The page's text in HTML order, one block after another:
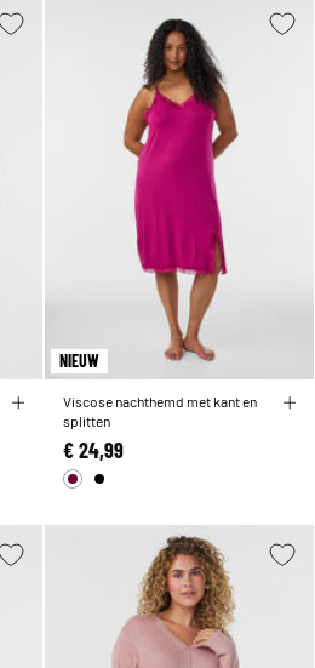
NIEUW
Viscose nachthemd met kant en
splitten
€ 24,99